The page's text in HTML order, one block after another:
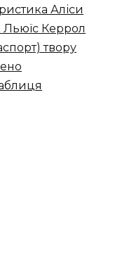
Аліси
Льюїс Керрол
твору